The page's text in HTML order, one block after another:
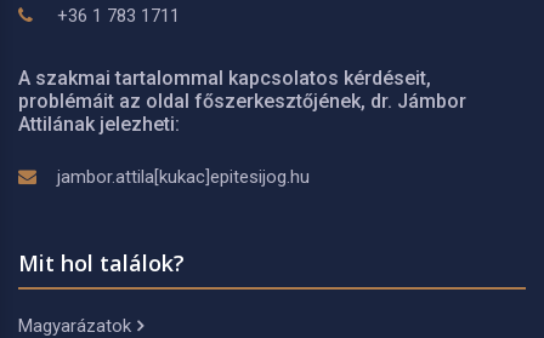
+36 1 783 1711
A szakmai tartalommal kapcsolatos kérdéseit,
problémáit az oldal főszerkesztőjének, dr. Jámbor
Attilának jelezheti:
jambor.attila[kukac]epitesijog.hu
Mit hol találok?
Magyarázatok